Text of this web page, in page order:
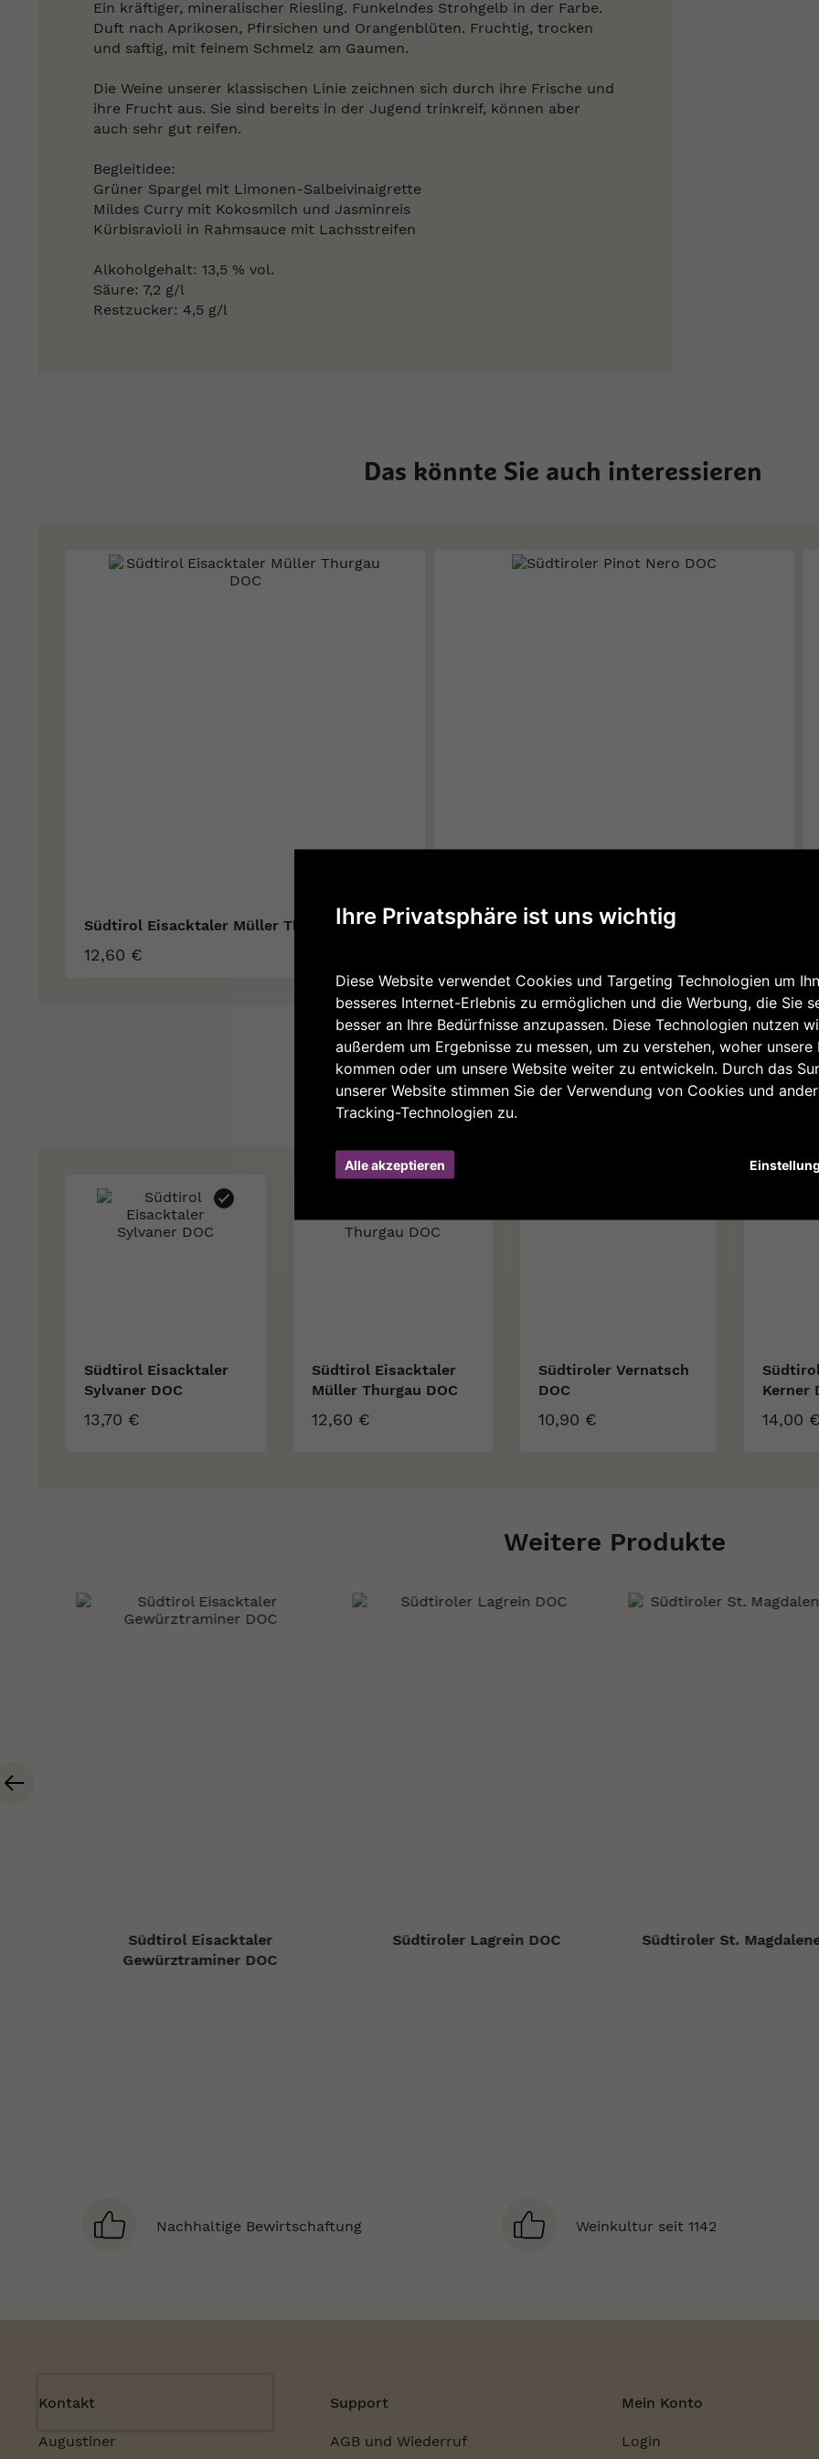
Ihre Privatsphäre ist uns wichtig
Diese Website verwendet Cookies und Targeting Technologien um
besseres Internet-Erlebnis zu ermöglichen und die Werbung, die Sie
besser an Ihre Bedürfnisse anzupassen. Diese Technologien nutzen
außerdem um Ergebnisse zu messen, um zu verstehen, woher unsere
kommen oder um unsere Website weiter zu entwickeln. Durch das
unserer Website stimmen Sie der Verwendung von Cookies und
Tracking-Technologien zu.
Alle akzeptieren
Ein kräftiger, mineralischer Riesling. Funkelndes Strohgelb in der Farbe.
Duft nach Aprikosen, Pfirsichen und Orangenblüten. Fruchtig, trocken
und saftig, mit feinem Schmelz am Gaumen.
Die Weine unserer klassischen Linie zeichnen sich durch ihre Frische und
ihre Frucht aus. Sie sind bereits in der Jugend trinkreif, können aber
auch sehr gut reifen.
Begleitidee:
Grüner Spargel mit Limonen-Salbeivinaigrette
Mildes Curry mit Kokosmilch und Jasminreis
Kürbisravioli in Rahmsauce mit Lachsstreifen
Alkoholgehalt: 13,5 % vol.
Säure: 7,2 g/l
Restzucker: 4,5 g/l
Das könnte Sie auch interessieren
Südtirol Eisacktaler Müller Thurgau DOC
12,60 €
Südtiroler Pinot Nero DOC
Häufig zusammen gekauft
Südtirol Eisacktaler
Sylvaner DOC
13,70 €
Südtirol Eisacktaler
Müller Thurgau DOC
12,60 €
Südtiroler Vernatsch
DOC
10,90 €
Kerner
14,00 €
Weitere Produkte
Südtirol Eisacktaler
Gewürztraminer DOC
Südtiroler Lagrein DOC Südtiroler St.
Nachhaltige Bewirtschaftung Weinkultur seit 1142
Kontakt
Augustiner
Support
AGB und Wiederruf
Mein Konto
Login